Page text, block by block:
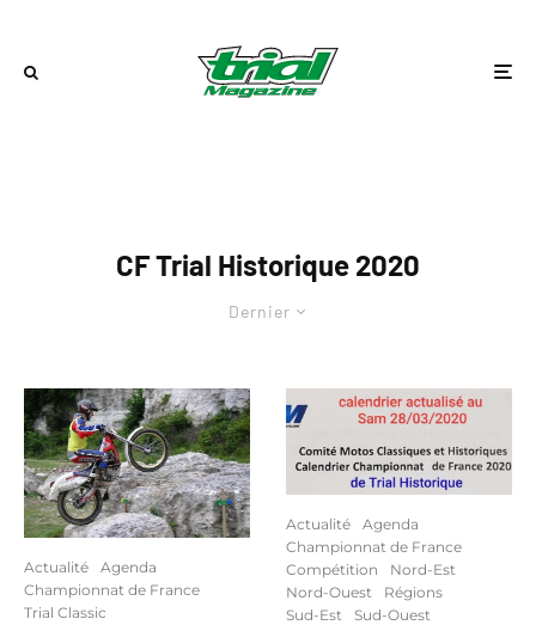
CF Trial Historique 2020
Dernier
Actualité
Agenda
Championnat de France
Trial Classic
Actualité
Agenda
Championnat de France
Compétition
Nord-Est
Nord-Ouest
Régions
Sud-Est
Sud-Ouest